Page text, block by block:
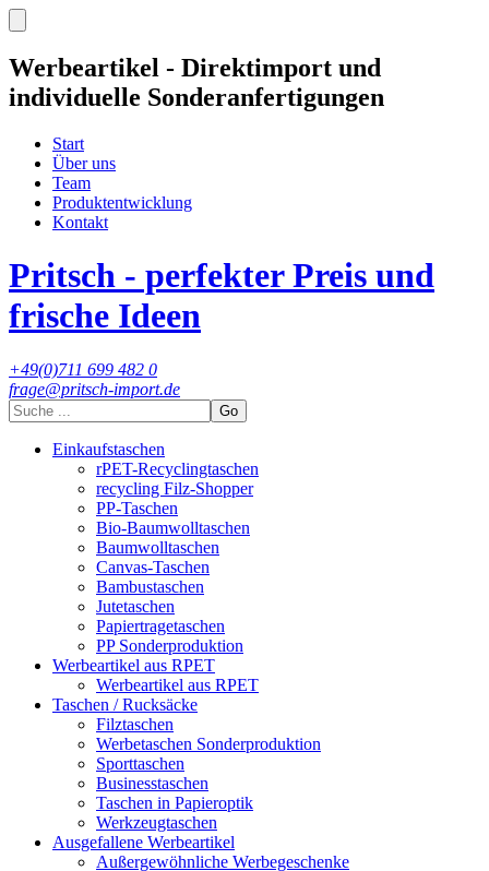
Werbeartikel - Direktimport und
individuelle Sonderanfertigungen
Start
Über uns
Team
Produktentwicklung
Kontakt
Pritsch - perfekter Preis und
frische Ideen
+49(0)711 699 482 0
frage@pritsch-import.de
Go
Einkaufstaschen
rPET-Recyclingtaschen
recycling Filz-Shopper
PP-Taschen
Bio-Baumwolltaschen
Baumwolltaschen
Canvas-Taschen
Bambustaschen
Jutetaschen
Papiertragetaschen
PP Sonderproduktion
Werbeartikel aus RPET
Werbeartikel aus RPET
Taschen / Rucksäcke
Filztaschen
Werbetaschen Sonderproduktion
Sporttaschen
Businesstaschen
Taschen in Papieroptik
Werkzeugtaschen
Ausgefallene Werbeartikel
Außergewöhnliche Werbegeschenke